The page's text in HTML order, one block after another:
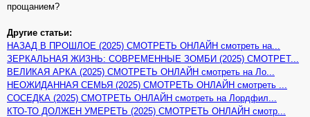
прощанием?
Другие статьи:
НАЗАД В ПРОШЛОЕ (2025) СМОТРЕТЬ ОНЛАЙН смотреть на...
ЗЕРКАЛЬНАЯ ЖИЗНЬ: СОВРЕМЕННЫЕ ЗОМБИ (2025) СМОТРЕТ...
ВЕЛИКАЯ АРКА (2025) СМОТРЕТЬ ОНЛАЙН смотреть на Ло...
НЕОЖИДАННАЯ СЕМЬЯ (2025) СМОТРЕТЬ ОНЛАЙН смотреть ...
СОСЕДКА (2025) СМОТРЕТЬ ОНЛАЙН смотреть на Лордфил...
КТО-ТО ДОЛЖЕН УМЕРЕТЬ (2025) СМОТРЕТЬ ОНЛАЙН смотр...